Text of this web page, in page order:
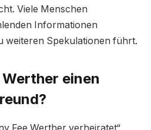
Viele Menschen
Informationen
weiteren Spekulationen führt.
einen
Fee Werther verheiratet“